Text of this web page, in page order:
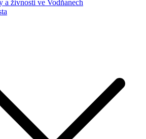
a živnosti ve Vodňanech